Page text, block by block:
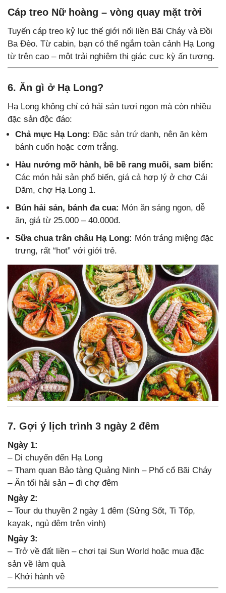
Cáp treo Nữ hoàng – vòng quay mặt trời
Tuyến cáp treo kỷ lục thế giới nối liền Bãi Cháy và Đồi
Ba Đèo. Từ cabin, bạn có thể ngắm toàn cảnh Hạ Long
từ trên cao – một trải nghiệm thị giác cực kỳ ấn tượng.
6. Ăn gì ở Hạ Long?
Hạ Long không chỉ có hải sản tươi ngon mà còn nhiều
đặc sản độc đáo:
Chả mực Hạ Long: Đặc sản trứ danh, nên ăn kèm
bánh cuốn hoặc cơm trắng.
Hàu nướng mỡ hành, bề bề rang muối, sam biển:
Các món hải sản phổ biến, giá cả hợp lý ở chợ Cái
Dăm, chợ Hạ Long 1.
Bún hải sản, bánh đa cua: Món ăn sáng ngon, dễ
ăn, giá từ 25.000 – 40.000đ.
Sữa chua trân châu Hạ Long: Món tráng miệng đặc
trưng, rất “hot” với giới trẻ.
7. Gợi ý lịch trình 3 ngày 2 đêm
Ngày 1:
– Di chuyển đến Hạ Long
– Tham quan Bảo tàng Quảng Ninh – Phố cổ Bãi Cháy
– Ăn tối hải sản – đi chợ đêm
Ngày 2:
– Tour du thuyền 2 ngày 1 đêm (Sửng Sốt, Ti Tốp,
kayak, ngủ đêm trên vịnh)
Ngày 3:
– Trở về đất liền – chơi tại Sun World hoặc mua đặc
sản về làm quà
– Khởi hành về